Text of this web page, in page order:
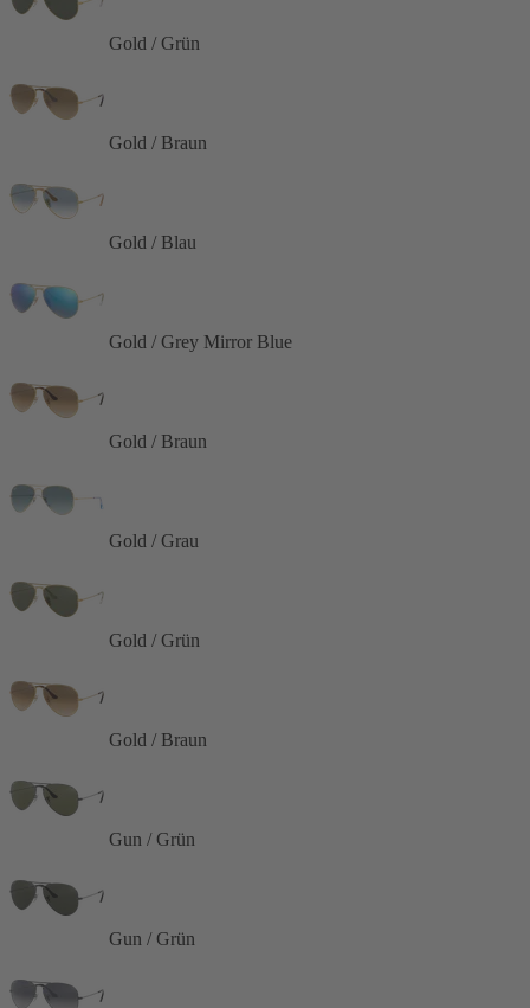
Gold / Grün
Gold / Braun
Gold / Blau
Gold / Grey Mirror Blue
Gold / Braun
Gold / Grau
Gold / Grün
Gold / Braun
Gun / Grün
Gun / Grün